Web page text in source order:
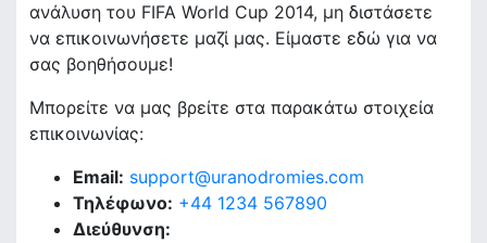
ανάλυση του FIFA World Cup 2014, μη διστάσετε
να επικοινωνήσετε μαζί μας. Είμαστε εδώ για να
σας βοηθήσουμε!
Μπορείτε να μας βρείτε στα παρακάτω στοιχεία
επικοινωνίας:
Email: support@uranodromies.com
Τηλέφωνο: +44 1234 567890
Διεύθυνση: